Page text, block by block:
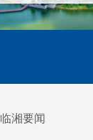
临湘要闻